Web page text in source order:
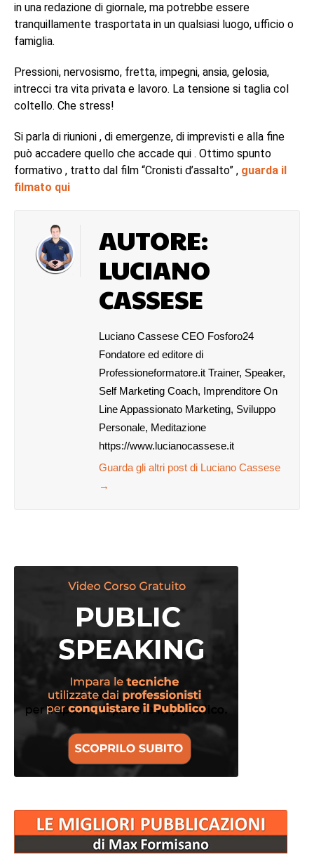
in una redazione di giornale, ma potrebbe essere
tranquillamente trasportata in un qualsiasi luogo, ufficio o
famiglia.
Pressioni, nervosismo, fretta, impegni, ansia, gelosia,
intrecci tra vita privata e lavoro. La tensione si taglia col
coltello. Che stress!
Si parla di riunioni , di emergenze, di imprevisti e alla fine
può accadere quello che accade qui . Ottimo spunto
formativo , tratto dal film “Cronisti d’assalto” , guarda il
filmato qui
AUTORE:
LUCIANO
CASSESE
Luciano Cassese CEO Fosforo24
Fondatore ed editore di
Professioneformatore.it Trainer, Speaker,
Self Marketing Coach, Imprenditore On
Line Appassionato Marketing, Sviluppo
Personale, Meditazione
https://www.lucianocassese.it
Guarda gli altri post di Luciano Cassese
→